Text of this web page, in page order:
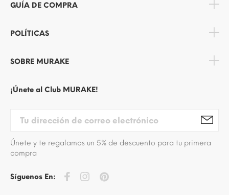
GUÍA DE COMPRA
POLÍTICAS
SOBRE MURAKE
¡Únete al Club MURAKE!
Únete y te regalamos un 5% de descuento para tu primera
compra
Síguenos En: